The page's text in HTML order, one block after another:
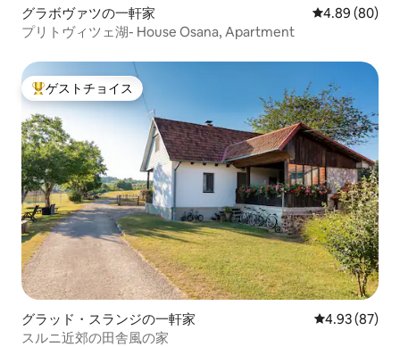
グラボヴァツの一軒家 レビュー80件
4.89 (80)
プリトヴィツェ湖- House Osana, Apartment
大好評のゲストチョイスです。
ゲストチョイス
グラッド・スランジの一軒家 レビュー87
4.93 (87)
スルニ近郊の田舎風の家